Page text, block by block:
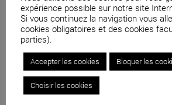
Droit social
expérience possible sur notre site
Si vous continuez la navigation vous
cookies obligatoires et des cookies
parties).
Accepter les cookies Bloquer les
Choisir les cookies